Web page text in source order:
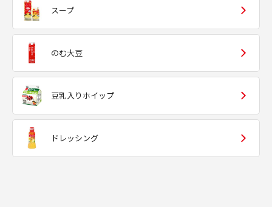
スープ
のむ大豆
豆乳入りホイップ
ドレッシング